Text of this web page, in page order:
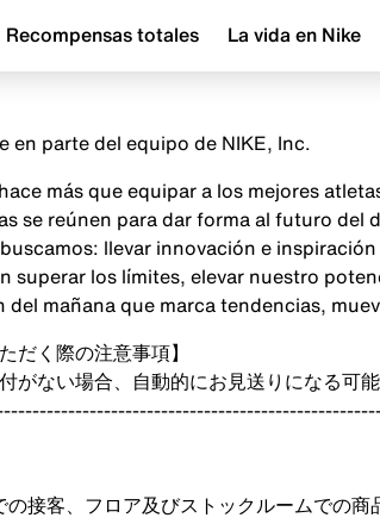
Recompensas totales La vida en Nike
en parte del equipo de NIKE, Inc.
más que equipar a los mejores
se reúnen para dar forma al futuro
llevar innovación e
superar los límites, elevar nuestro
del mañana que marca tendencias,
だく際の注意事項】
がない場合、自動的にお見送りになる可
の接客、フロア及びストックルームでの商